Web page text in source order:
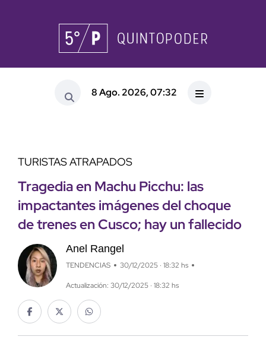
8 Ago. 2026, 07:32
TURISTAS ATRAPADOS
Tragedia en Machu Picchu: las
impactantes imágenes del choque
de trenes en Cusco; hay un fallecido
Anel Rangel
TENDENCIAS 30/12/2025 · 18:32 hs
Actualización: 30/12/2025 · 18:32 hs